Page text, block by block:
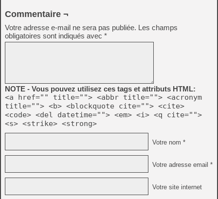
Commentaire ¬
Votre adresse e-mail ne sera pas publiée. Les champs
obligatoires sont indiqués avec *
NOTE - Vous pouvez utilisez ces tags et attributs HTML:
<a href="" title=""> <abbr title=""> <acronym
title=""> <b> <blockquote cite=""> <cite>
<code> <del datetime=""> <em> <i> <q cite="">
<s> <strike> <strong>
Votre nom *
Votre adresse email *
Votre site internet